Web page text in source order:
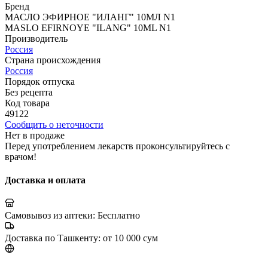
Бренд
МАСЛО ЭФИРНОЕ "ИЛАНГ" 10МЛ N1
MASLO EFIRNOYE "ILANG" 10ML N1
Производитель
Россия
Страна происхождения
Россия
Порядок отпуска
Без рецепта
Код товара
49122
Сообщить о неточности
Нет в продаже
Перед употреблением лекарств проконсультируйтесь с
врачом!
Доставка и оплата
Самовывоз из аптеки: Бесплатно
Доставка по Ташкенту: от 10 000 сум